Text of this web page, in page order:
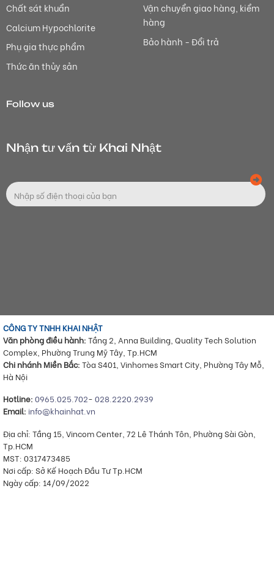
Chất sát khuẩn
Calcium Hypochlorite
Phụ gia thực phẩm
Thức ăn thủy sản
Vận chuyển giao hàng, kiểm
hàng
Bảo hành - Đổi trả
Follow us
Nhận tư vấn từ Khai Nhật
CÔNG TY TNHH KHAI NHẬT
Văn phòng điều hành: Tầng 2, Anna Building, Quality Tech Solution
Complex, Phường Trung Mỹ Tây, Tp.HCM
Chi nhánh Miền Bắc: Tòa S401, Vinhomes Smart City, Phường Tây Mỗ,
Hà Nội
Hotline: 0965.025.702- 028.2220.2939
Email: info@khainhat.vn
Địa chỉ: Tầng 15, Vincom Center, 72 Lê Thánh Tôn, Phường Sài Gòn,
Tp.HCM
MST: 0317473485
Nơi cấp: Sở Kế Hoạch Đầu Tư Tp.HCM
Ngày cấp: 14/09/2022